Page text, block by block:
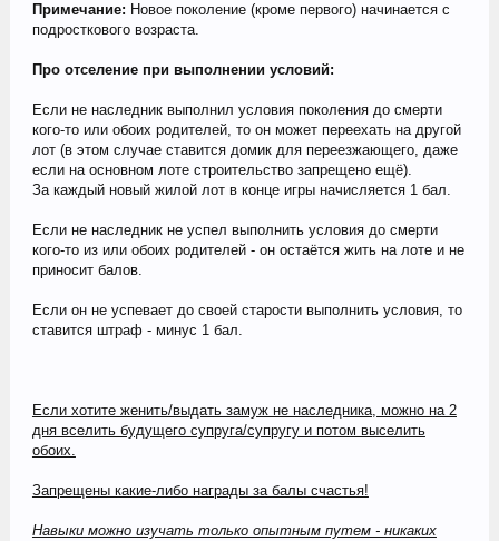
Примечание: Новое поколение (кроме первого) начинается с
подросткового возраста.
Про отселение при выполнении условий:
Если не наследник выполнил условия поколения до смерти
кого-то или обоих родителей, то он может переехать на другой
лот (в этом случае ставится домик для переезжающего, даже
если на основном лоте строительство запрещено ещё).
За каждый новый жилой лот в конце игры начисляется 1 бал.
Если не наследник не успел выполнить условия до смерти
кого-то из или обоих родителей - он остаётся жить на лоте и не
приносит балов.
Если он не успевает до своей старости выполнить условия, то
ставится штраф - минус 1 бал.
Если хотите женить/выдать замуж не наследника, можно на 2
дня вселить будущего супруга/супругу и потом выселить
обоих.
Запрещены какие-либо награды за балы счастья!
Навыки можно изучать только опытным путем - никаких